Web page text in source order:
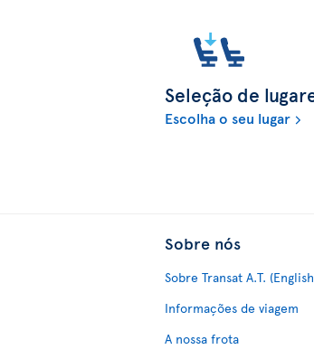
Seleção de
Escolha o seu lugar
Sobre nós
Sobre Transat A.T.
Informações de viagem
A nossa frota